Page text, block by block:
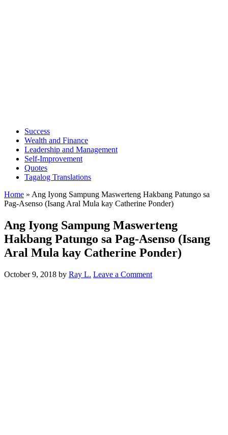
Success
Wealth and Finance
Leadership and Management
Self-Improvement
Quotes
Tagalog Translations
Home » Ang Iyong Sampung Maswerteng Hakbang Patungo sa
Pag-Asenso (Isang Aral Mula kay Catherine Ponder)
Ang Iyong Sampung Maswerteng
Hakbang Patungo sa Pag-Asenso (Isang
Aral Mula kay Catherine Ponder)
October 9, 2018 by Ray L. Leave a Comment